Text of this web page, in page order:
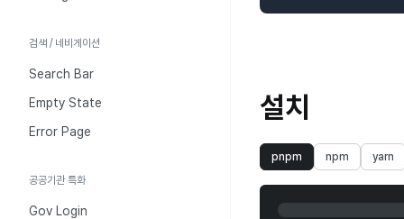
검색 / 네비게이션
Search Bar
Empty State
Error Page
공공기관 특화
Gov Login
설치
pnpm npm yarn